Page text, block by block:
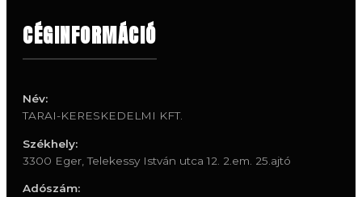
CÉGINFORMÁCIÓ
Név:
TARAI-KERESKEDELMI KFT.
Székhely:
3300 Eger, Telekessy István utca 12. 2.em. 25.ajtó
Adószám: